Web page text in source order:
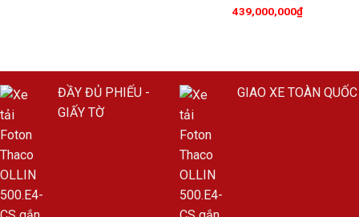
439,000,000₫
ĐẦY ĐỦ PHIẾU -
GIẤY TỜ
GIAO XE TOÀN QUỐC